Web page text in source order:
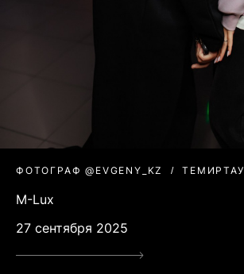
ФОТОГРАФ @EVGENY_KZ ТЕМИРТАУ
M-Lux
27 сентября 2025